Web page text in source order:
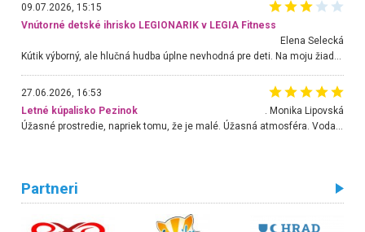
09.07.2026, 15:15
Vnútorné detské ihrisko LEGIONARIK v LEGIA Fitness
Elena Selecká
27.06.2026, 16:53
Letné kúpalisko Pezinok
. Monika Lipovská
Úžasné prostredie, napriek tomu, že je malé. Úžasná atmosféra. Voda fantastická a nádherná. Ľudí je pomerne veľa, ale su mili a ohľaduplní. Je veľmi zaujímavé sledovať, ako dokážu spolu športovať cudzí ľudia a bez ohľadu na vek. Vládne tu pohoda. Vnuka neviem dostať z vody. Ďakujem za krásny deň . Urcite sa sem vrátim. Jediný problém je s parkovaním, ale aj ten sa mi podarilo vyriešiť. Monika Bratislava
Partneri